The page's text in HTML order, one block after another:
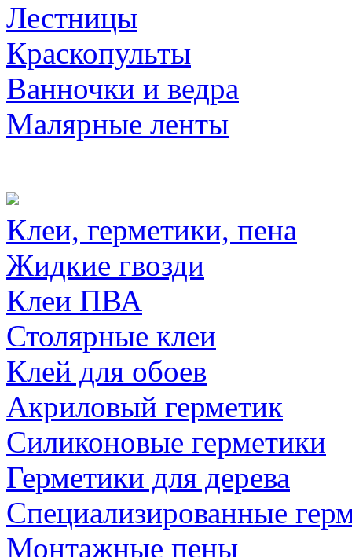
Лестницы
Краскопульты
Ванночки и ведра
Малярные ленты
Клеи, герметики, пена
Жидкие гвозди
Клеи ПВА
Столярные клеи
Клей для обоев
Акриловый герметик
Силиконовые герметики
Герметики для дерева
Специализированные
Монтажные пены